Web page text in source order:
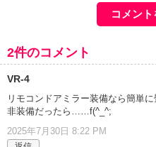
2件のコメント
VR-4
リモコンドアミラー装備なら簡単
非装備だったら……f(^_^;
2025年7月30日 8:22 PM